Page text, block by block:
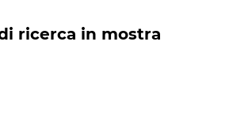
ricerca in mostra